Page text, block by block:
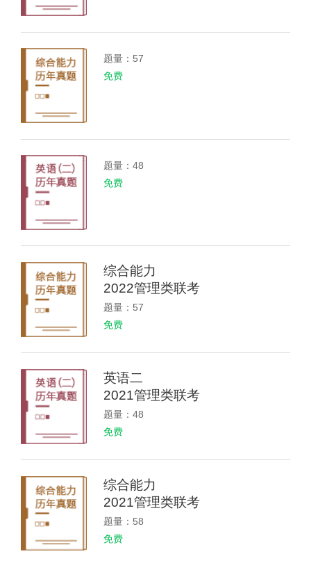
题量：57
免费
题量：48
免费
综合能力
2022管理类联考
题量：57
免费
英语二
2021管理类联考
题量：48
免费
综合能力
2021管理类联考
题量：58
免费